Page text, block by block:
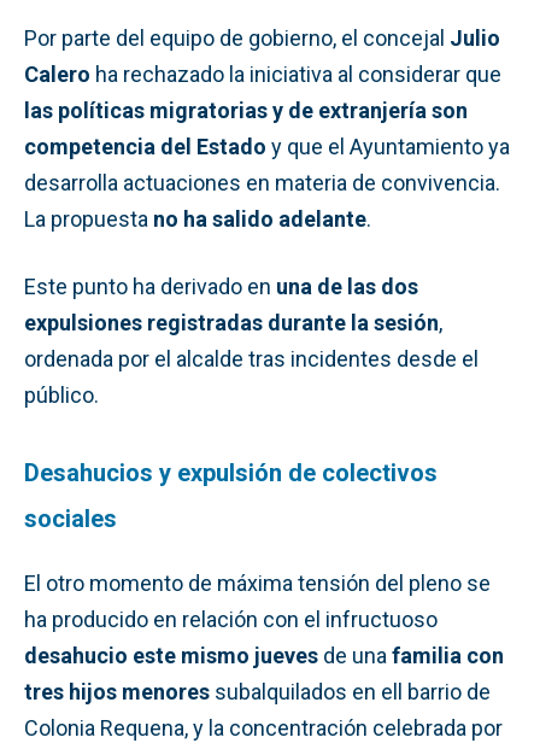
Por parte del equipo de gobierno, el concejal Julio
Calero ha rechazado la iniciativa al considerar que
las políticas migratorias y de extranjería son
competencia del Estado y que el Ayuntamiento ya
desarrolla actuaciones en materia de convivencia.
La propuesta no ha salido adelante.
Este punto ha derivado en una de las dos
expulsiones registradas durante la sesión,
ordenada por el alcalde tras incidentes desde el
público.
Desahucios y expulsión de colectivos
sociales
El otro momento de máxima tensión del pleno se
ha producido en relación con el infructuoso
desahucio este mismo jueves de una familia con
tres hijos menores subalquilados en ell barrio de
Colonia Requena, y la concentración celebrada por